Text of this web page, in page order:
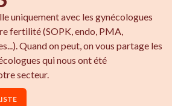
uniquement avec les gynécologues
fertilité (SOPK, endo, PMA,
Quand on peut, on vous partage les
qui nous ont été
secteur.